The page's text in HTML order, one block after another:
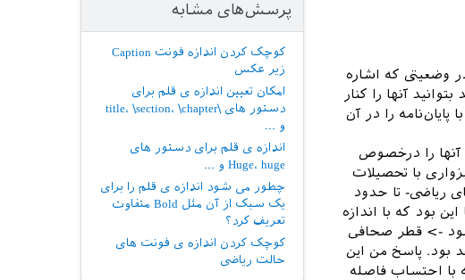
وضعیتی که اشاره
آنها را کنار
پایان‌نامه را در آن
آنها را درخصوص
با تحصیلات
برای پایان‌نامه‌های ریاضی- تا حدود
یکی از دلایل آنها این بود که با اندازه
-> قطر صحافی
بود. پاسخ من این
با احتساب فاصله
پرسش‌های مشابه
کوچک کردن اندازه فونت Caption
زیر عکس
امکان تعیین اندازه ی قلم برای
دستور های \title، \section، \chapter
و ...
اندازه ی قلم برای دستور های
Huge، huge و ...
چطور می شود اندازه ی قلم را برای
یک سبک از آن مثل Bold متفاوت
تعریف کرد؟
کوچک کردن اندازه ی فونت های
حالت ریاضی